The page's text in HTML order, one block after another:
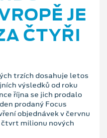
JE
ČTYŘI
trzích dosahuje letos
výsledků od roku
října se jich prodalo
prodaný Focus
objednávek v červnu
čtvrt milionu nových